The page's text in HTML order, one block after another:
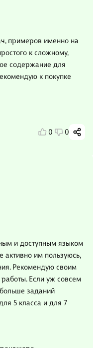
примеров именно на
к сложному,
содержание для
к покупке
0 0
и доступным языком
активно им пользуюсь,
Рекомендую своим
Если уж совсем
заданий
5 класса и для 7